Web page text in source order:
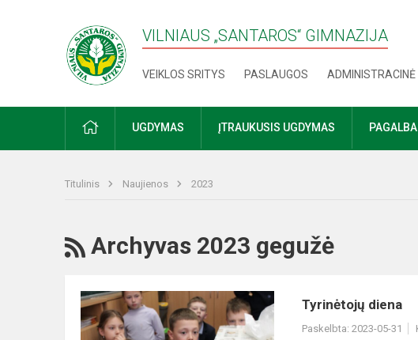
VILNIAUS „SANTAROS“ GIMNAZIJA
VEIKLOS SRITYS PASLAUGOS
PRADŽIAUGDYMAS ĮTRAUKUSIS UGDYMAS
Titulinis Naujienos 2023
RSS
Archyvas 2023 gegužė
Tyrinėtojų
diena
Tyrinėtojų diena
Paskelbta: 2023-05-31